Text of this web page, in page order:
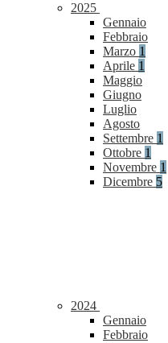
2025
Gennaio
Febbraio
Marzo 1
Aprile 1
Maggio
Giugno
Luglio
Agosto
Settembre 1
Ottobre 1
Novembre 1
Dicembre 5
2024
Gennaio
Febbraio